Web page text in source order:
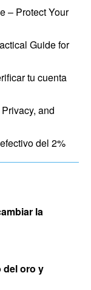
– Protect Your
Guide for
tu cuenta
and
del 2%
la
del oro y